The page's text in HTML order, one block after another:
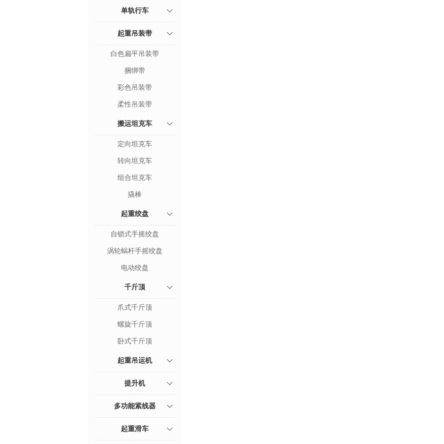
单轨行车
起重吊装带
白色扁平吊装带
捆绑带
彩色吊装带
柔性吊装带
搬运坦克车
定向坦克车
转向坦克车
组合坦克车
撬棒
起重绞盘
自锁式手摇绞盘
涡轮蜗杆手摇绞盘
电动绞盘
千斤顶
爪式千斤顶
螺旋千斤顶
卧式千斤顶
起重吊运机
提升机
多功能紧线器
起重滑车